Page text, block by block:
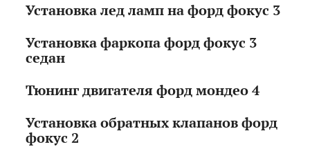
Установка лед ламп на форд фокус 3
Установка фаркопа форд фокус 3
седан
Тюнинг двигателя форд мондео 4
Установка обратных клапанов форд
фокус 2